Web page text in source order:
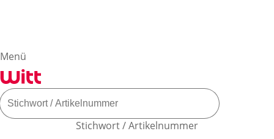
Menü
Stichwort / Artikelnummer